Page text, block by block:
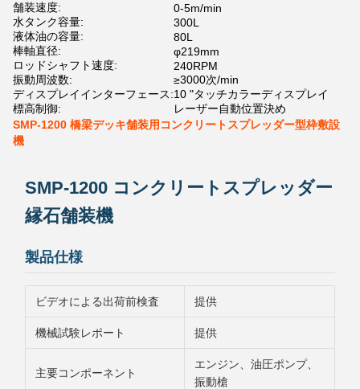
舗装速度:
0-5m/min
水タンク容量:
300L
液体油の容量:
80L
棒軸直径:
φ219mm
ロッドシャフト速度:
240RPM
振動周波数:
≥3000次/min
ディスプレイインターフェース:10 "タッチカラーディスプレイ
標高制御:
レーザー自動位置決め
SMP-1200 橋梁デッキ舗装用コンクリートスプレッダー型枠敷設
機
SMP-1200 コンクリートスプレッダー
縁石舗装機
製品仕様
ビデオによる出荷前検査 提供
機械試験レポート 提供
主要コンポーネント
エンジン、油圧ポンプ、
振動槍